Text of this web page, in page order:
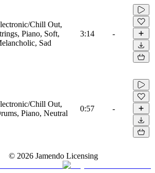
Chill Out,
Piano, Soft,
Sad
3:14 -
Chill Out,
Piano, Neutral
0:57 -
© 2026 Jamendo Licensing